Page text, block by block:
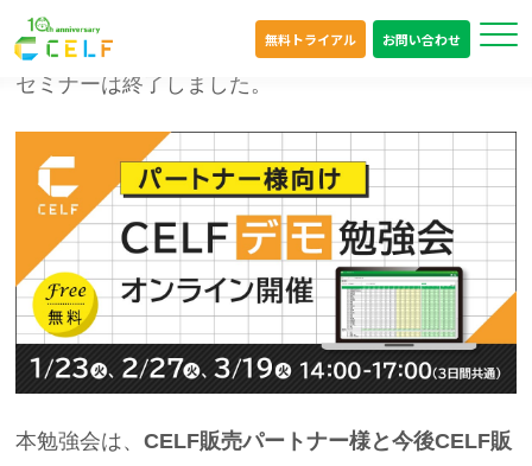
無料トライアル お問い合わせ
オンライン
セミナーは終了しました。
本勉強会は、CELF販売パートナー様と今後CELF販